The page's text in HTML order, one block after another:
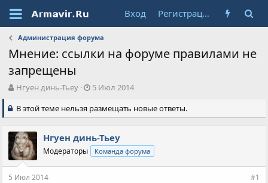
Вход Регистрация
Администрация форума
Мнение: ссылки на форуме правилами не
запрещены
А
т
о
р
т
е
м
ы
Нгуен динь-Тьеу
Д
т
а
а
ч
5 Июл 2014
В этой теме нельзя размещать новые ответы.
Нгуен динь-Тьеу
Модераторы Команда форума
5 Июл 2014 #1